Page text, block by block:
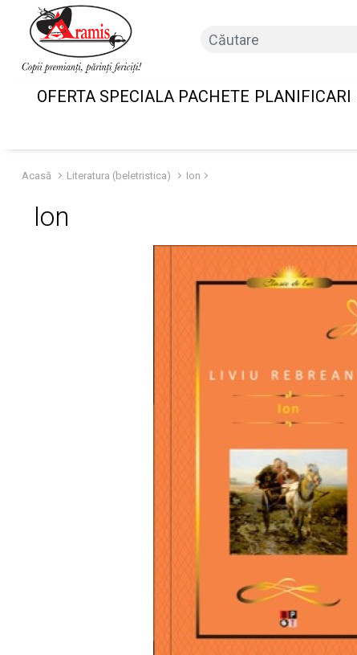
OFERTA SPECIALA PACHETE PLANIFICARI
Acasă Literatura (beletristica) Ion
Ion